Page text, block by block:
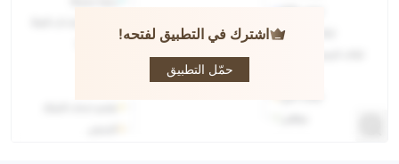
اشترك في التطبيق لفتحه!
حمّل التطبيق